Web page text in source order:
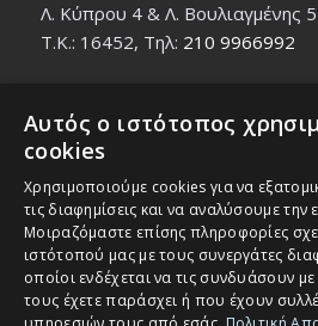
Λ. Κύπρου 4 & Λ. Βουλιαγμένης
T.K.: 16452, Τηλ: 210 9966992
Βόρεια Προάστια
Νέο Ηράκλειο - Μαρούσι
Ζαλοκώστα 18 & Εμμανουήλ
14121, Τηλ:210 2712588
Αυτός ο ιστότοπος
cookies
Χρησιμοποιούμε cookies για να
τις διαφημίσεις και να αναλύσουμε την
Μοιραζόμαστε επίσης πληροφορίες
ιστότοπού μας με τους συνεργάτες
οποίοι ενδέχεται να τις συνδυάσουν
τους έχετε παράσχει ή που έχουν